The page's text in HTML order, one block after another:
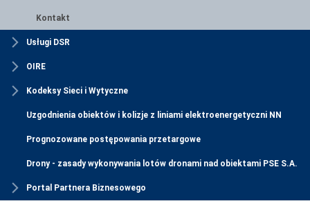
Kontakt
Usługi DSR
OIRE
Kodeksy Sieci i Wytyczne
Uzgodnienia obiektów i kolizje z liniami elektroenergetyczni NN
Prognozowane postępowania przetargowe
Drony - zasady wykonywania lotów dronami nad obiektami PSE S.A.
Portal Partnera Biznesowego